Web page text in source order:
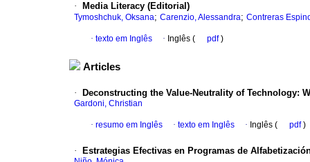
· Media Literacy (Editorial)
Tymoshchuk, Oksana; Carenzio, Alessandra; Contreras
· texto em Inglês · Inglês ( pdf)
Articles
· Deconstructing the Value-Neutrality of Technology:
Gardoni, Christian
· resumo em Inglês · texto em Inglês · Inglês ( pdf)
· Estrategias Efectivas en Programas de